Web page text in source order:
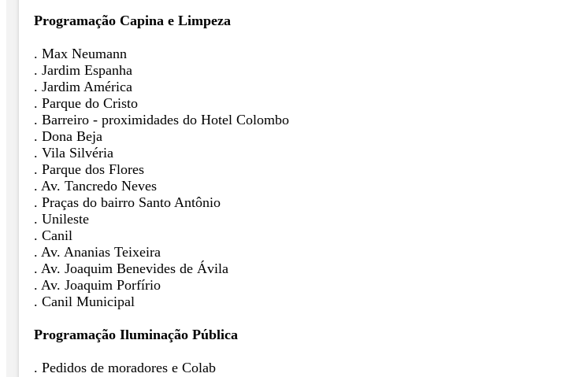
Programação Capina e Limpeza
. Max Neumann
. Jardim Espanha
. Jardim América
. Parque do Cristo
. Barreiro - proximidades do Hotel Colombo
. Dona Beja
. Vila Silvéria
. Parque dos Flores
. Av. Tancredo Neves
. Praças do bairro Santo Antônio
. Unileste
. Canil
. Av. Ananias Teixeira
. Av. Joaquim Benevides de Ávila
. Av. Joaquim Porfírio
. Canil Municipal
Programação Iluminação Pública
. Pedidos de moradores e Colab